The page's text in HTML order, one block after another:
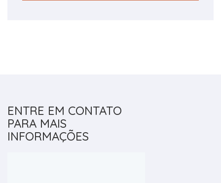
ENTRE EM CONTATO
PARA MAIS
INFORMAÇÕES